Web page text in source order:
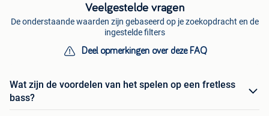
Veelgestelde vragen
De onderstaande waarden zijn gebaseerd op je zoekopdracht en de
ingestelde filters
Deel opmerkingen over deze FAQ
Wat zijn de voordelen van het spelen op een fretless
bass?